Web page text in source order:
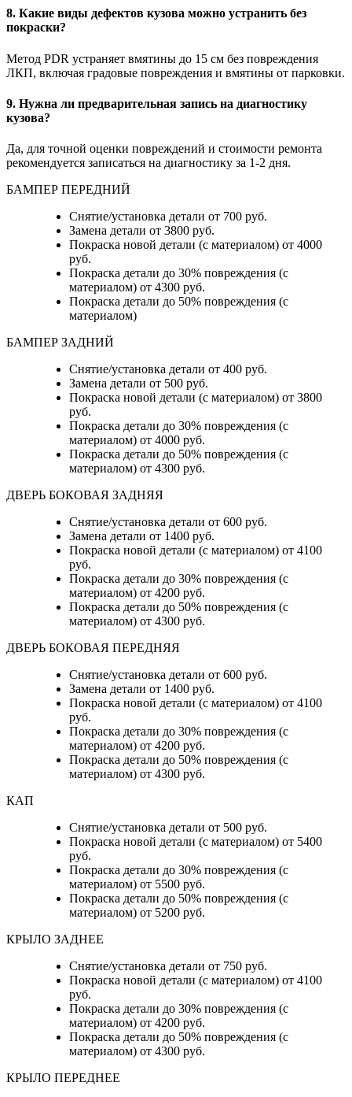
8. Какие виды дефектов кузова можно устранить без
покраски?
Метод PDR устраняет вмятины до 15 см без повреждения
ЛКП, включая градовые повреждения и вмятины от парковки.
9. Нужна ли предварительная запись на диагностику
кузова?
Да, для точной оценки повреждений и стоимости ремонта
рекомендуется записаться на диагностику за 1-2 дня.
БАМПЕР ПЕРЕДНИЙ
Снятие/установка детали от 700 руб.
Замена детали от 3800 руб.
Покраска новой детали (с материалом) от 4000
руб.
Покраска детали до 30% повреждения (с
материалом) от 4300 руб.
Покраска детали до 50% повреждения (с
материалом)
БАМПЕР ЗАДНИЙ
Снятие/установка детали от 400 руб.
Замена детали от 500 руб.
Покраска новой детали (с материалом) от 3800
руб.
Покраска детали до 30% повреждения (с
материалом) от 4000 руб.
Покраска детали до 50% повреждения (с
материалом) от 4300 руб.
ДВЕРЬ БОКОВАЯ ЗАДНЯЯ
Снятие/установка детали от 600 руб.
Замена детали от 1400 руб.
Покраска новой детали (с материалом) от 4100
руб.
Покраска детали до 30% повреждения (с
материалом) от 4200 руб.
Покраска детали до 50% повреждения (с
материалом) от 4300 руб.
ДВЕРЬ БОКОВАЯ ПЕРЕДНЯЯ
Снятие/установка детали от 600 руб.
Замена детали от 1400 руб.
Покраска новой детали (с материалом) от 4100
руб.
Покраска детали до 30% повреждения (с
материалом) от 4200 руб.
Покраска детали до 50% повреждения (с
материалом) от 4300 руб.
КАП
Снятие/установка детали от 500 руб.
Покраска новой детали (с материалом) от 5400
руб.
Покраска детали до 30% повреждения (с
материалом) от 5500 руб.
Покраска детали до 50% повреждения (с
материалом) от 5200 руб.
КРЫЛО ЗАДНЕЕ
Снятие/установка детали от 750 руб.
Покраска новой детали (с материалом) от 4100
руб.
Покраска детали до 30% повреждения (с
материалом) от 4200 руб.
Покраска детали до 50% повреждения (с
материалом) от 4300 руб.
КРЫЛО ПЕРЕДНЕЕ